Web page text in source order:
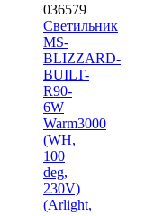
036579
Светильник
MS-
BLIZZARD-
BUILT-
R90-
6W
Warm3000
(WH,
100
deg,
230V)
(Arlight,